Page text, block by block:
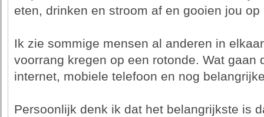
eten, drinken en stroom af en gooien jou op
Ik zie sommige mensen al anderen in
voorrang kregen op een rotonde. Wat gaan
internet, mobiele telefoon en nog
Persoonlijk denk ik dat het belangrijkste is